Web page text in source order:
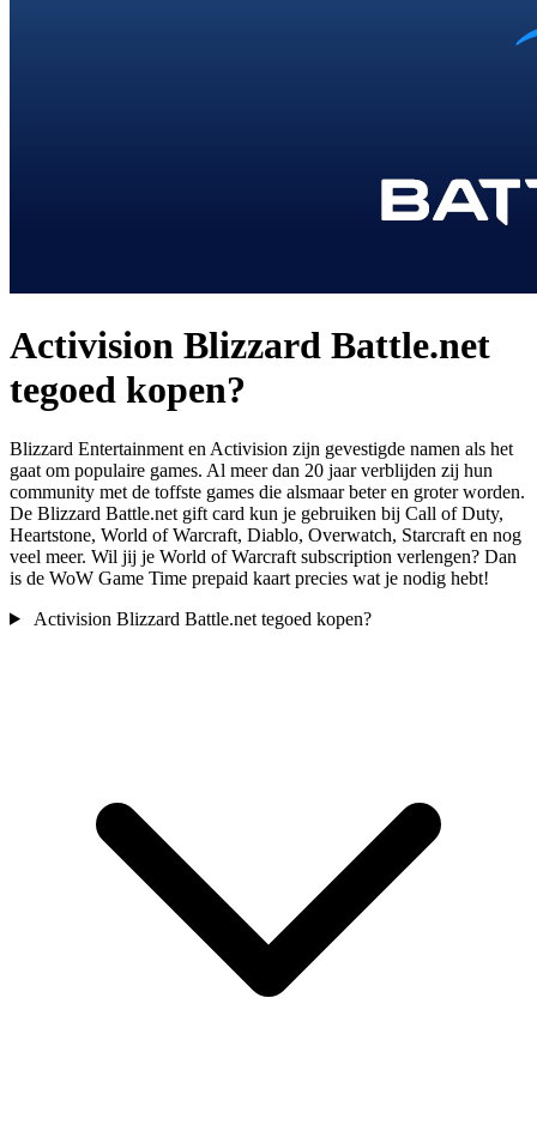
Activision Blizzard Battle.net
tegoed kopen?
Blizzard Entertainment en Activision zijn gevestigde namen als het
gaat om populaire games. Al meer dan 20 jaar verblijden zij hun
community met de toffste games die alsmaar beter en groter worden.
De Blizzard Battle.net gift card kun je gebruiken bij Call of Duty,
Heartstone, World of Warcraft, Diablo, Overwatch, Starcraft en nog
veel meer. Wil jij je World of Warcraft subscription verlengen? Dan
is de WoW Game Time prepaid kaart precies wat je nodig hebt!
Activision Blizzard Battle.net tegoed kopen?